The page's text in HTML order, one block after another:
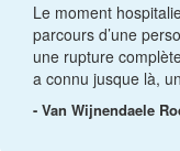
Le moment
parcours d’une
une rupture
a connu jusque là,
- Van Wijnendaele